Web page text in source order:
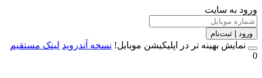
به سایت
| ثبت‌نام
بهینه تر در اپلیکیشن موبایل!نسخه آندروید لینک مستقیم